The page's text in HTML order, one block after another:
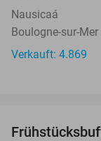
Nausicaá
Boulogne-sur-Mer
Verkauft: 4.869